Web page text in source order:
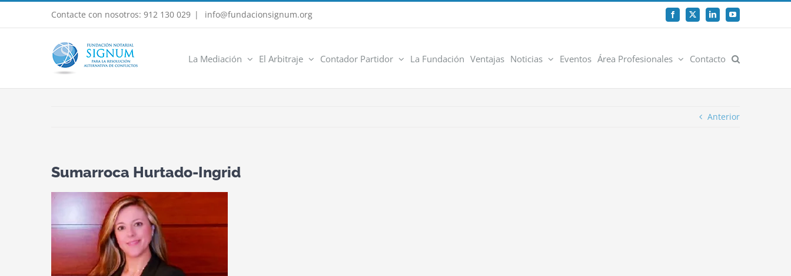
Saltar
contenido
Contacte con nosotros: 912 130 029 | info@fundacionsignum.org Facebook
X LinkedInYouTube
La Mediación El Arbitraje Contador Partidor La Fundación Ventajas Noticias Eventos Área Profesionales Contacto
Anterior
Sumarroca Hurtado-Ingrid